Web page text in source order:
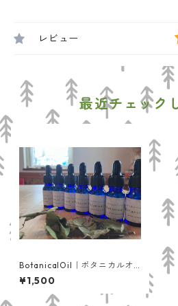
レビュー
最近チェック
BotanicalOil｜ボタニカルオ
イル
¥1,500